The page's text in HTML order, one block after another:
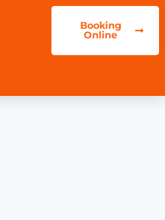
Booking
Online